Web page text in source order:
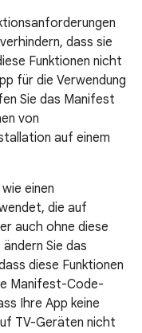
dass sie
Funktionen nicht
für die Verwendung
Sie das Manifest
von
auf einem
einen
die auf
auch ohne diese
Sie das
diese Funktionen
Manifest-Code-
Ihre App keine
TV-Geräten nicht